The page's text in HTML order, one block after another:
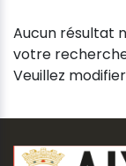
Aucun résultat
votre
Veuillez